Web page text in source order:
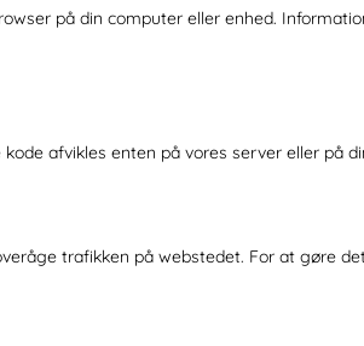
på din computer eller enhed.
afvikles enten på vores server eller på
trafikken på webstedet. For at gøre